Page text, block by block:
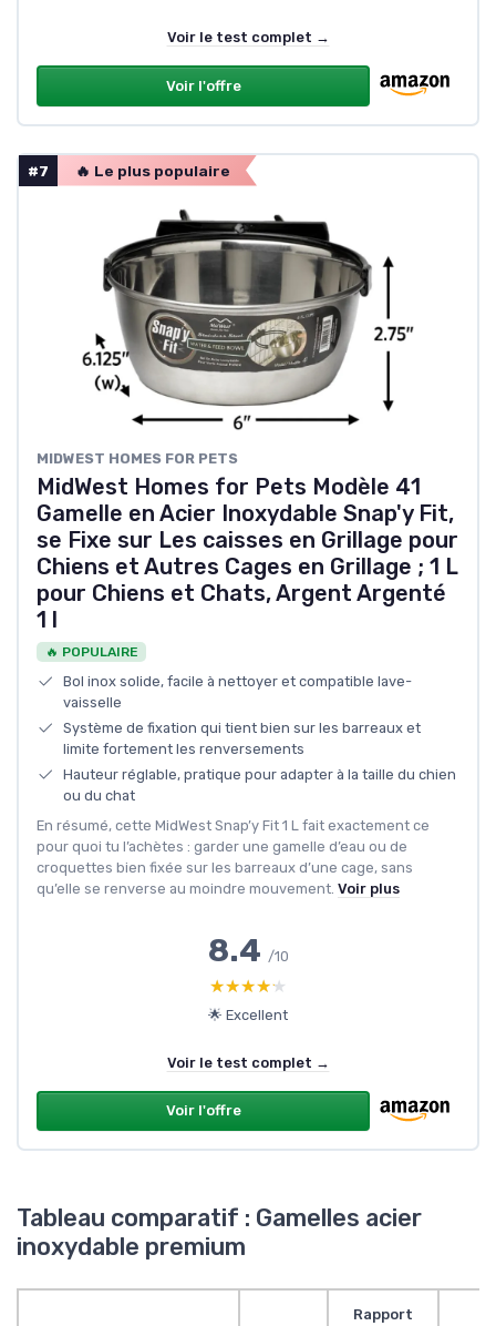
Voir le test complet →
Voir l'offre
#7 🔥 Le plus populaire
MIDWEST HOMES FOR PETS
MidWest Homes for Pets Modèle 41
Gamelle en Acier Inoxydable Snap'y Fit,
se Fixe sur Les caisses en Grillage pour
Chiens et Autres Cages en Grillage ; 1 L
pour Chiens et Chats, Argent Argenté
1 l
🔥 POPULAIRE
Bol inox solide, facile à nettoyer et compatible lave-
vaisselle
Système de fixation qui tient bien sur les barreaux et
limite fortement les renversements
Hauteur réglable, pratique pour adapter à la taille du chien
ou du chat
En résumé, cette MidWest Snap’y Fit 1 L fait exactement ce
pour quoi tu l’achètes : garder une gamelle d’eau ou de
croquettes bien fixée sur les barreaux d’une cage, sans
qu’elle se renverse au moindre mouvement. Voir plus
8.4 /10
★★★★★
★★★★★
🌟 Excellent
Voir le test complet →
Voir l'offre
Tableau comparatif : Gamelles acier
inoxydable premium
Rapport